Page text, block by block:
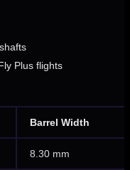
Plus flights
Barrel Width
8.30 mm